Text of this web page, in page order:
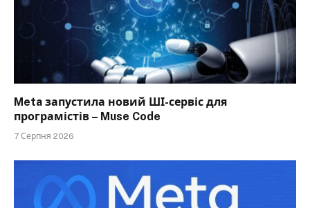
Meta запустила новий ШІ-сервіс для
програмістів – Muse Code
7 Серпня 2026